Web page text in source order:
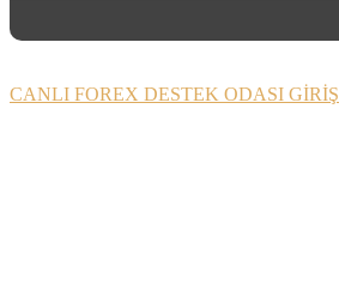
CANLI FOREX DESTEK ODASI GİRİŞ